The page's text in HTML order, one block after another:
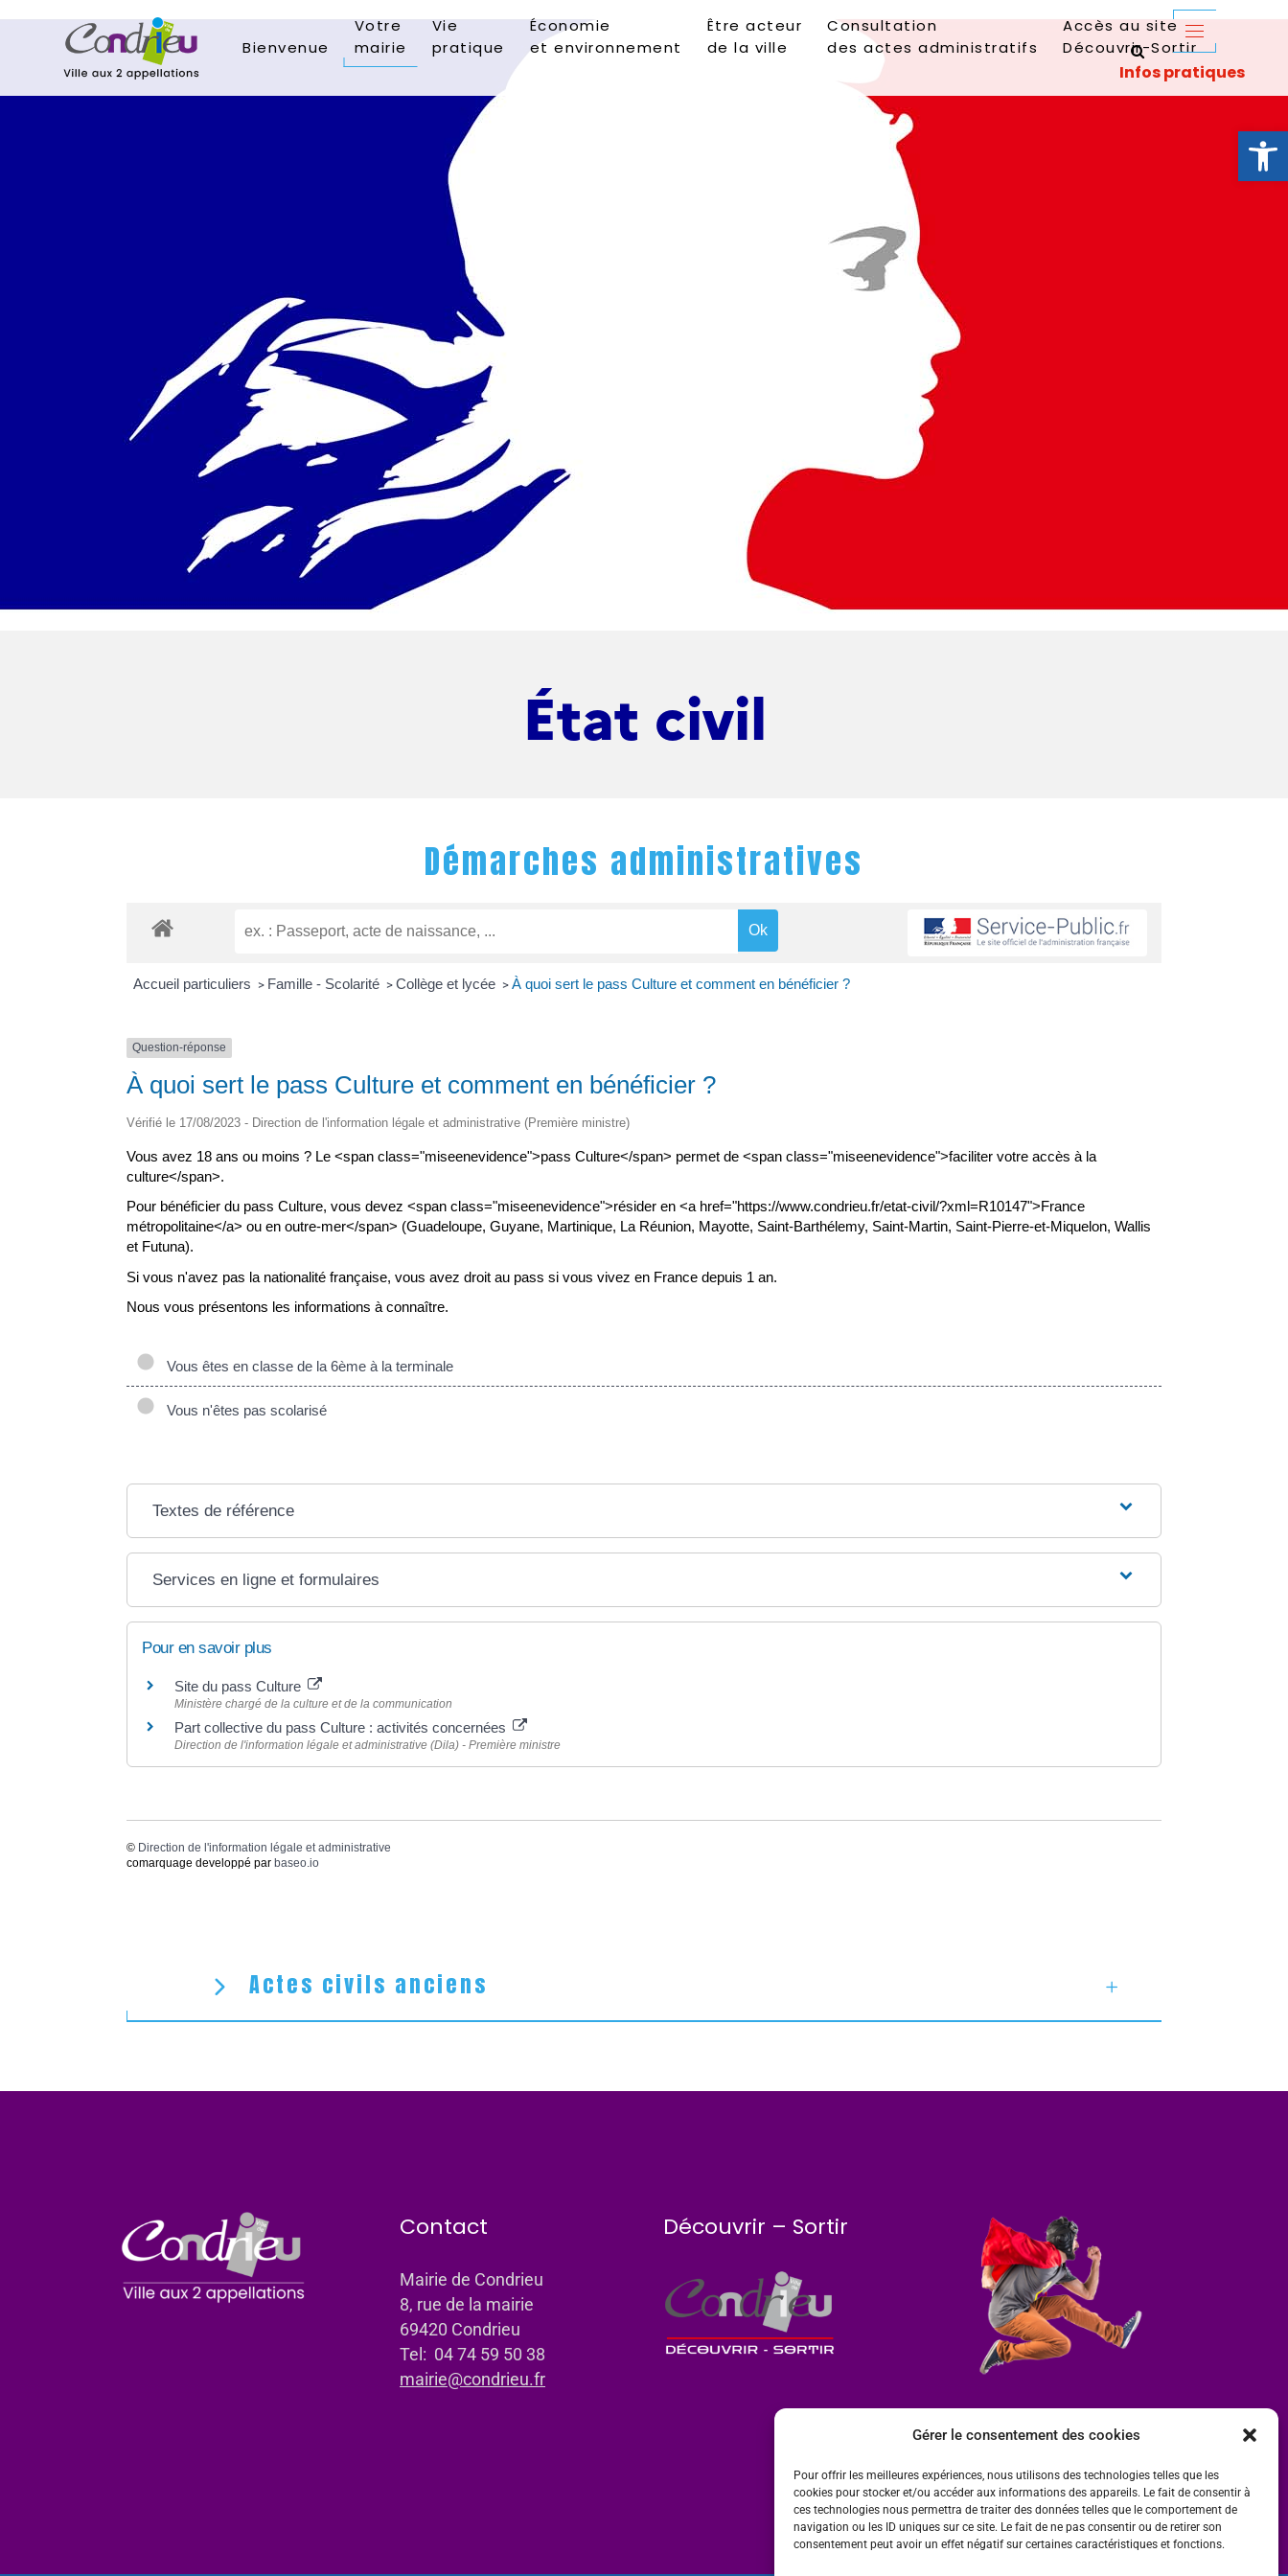
Ouvrir
Gérer le consentement des cookies
Pour offrir les meilleures expériences, nous utilisons des technologies telles que les
cookies pour stocker et/ou accéder aux informations des appareils. Le fait de consentir à
ces technologies nous permettra de traiter des données telles que le comportement de
navigation ou les ID uniques sur ce site. Le fait de ne pas consentir ou de retirer son
consentement peut avoir un effet négatif sur certaines caractéristiques et fonctions.
Bienvenue
Votre
mairie
Vie
pratique
Économie
et environnement
Être acteur
de la ville
Consultation
des actes administratifs
Accès au site
Découvrir-Sortir
État civil
Démarches administratives
Accueil particuliers > Famille - Scolarité > Collège et lycée > À quoi sert le pass Culture et comment en bénéficier ?
Question-réponse
À quoi sert le pass Culture et comment en bénéficier ?
Vérifié le 17/08/2023 - Direction de l'information légale et administrative (Première ministre)
Vous avez 18 ans ou moins ? Le <span class="miseenevidence">pass Culture</span> permet de <span class="miseenevidence">faciliter votre accès à la
culture</span>.
Pour bénéficier du pass Culture, vous devez <span class="miseenevidence">résider en <a href="https://www.condrieu.fr/etat-civil/?xml=R10147">France
métropolitaine</a> ou en outre-mer</span> (Guadeloupe, Guyane, Martinique, La Réunion, Mayotte, Saint-Barthélemy, Saint-Martin, Saint-Pierre-et-Miquelon, Wallis
et Futuna).
Si vous n'avez pas la nationalité française, vous avez droit au pass si vous vivez en France depuis 1 an.
Nous vous présentons les informations à connaître.
Vous êtes en classe de la 6ème à la terminale
Vous n'êtes pas scolarisé
Textes de référence
Services en ligne et formulaires
Pour en savoir plus
Site du pass Culture
Ministère chargé de la culture et de la communication
Part collective du pass Culture : activités concernées
Direction de l'information légale et administrative (Dila) - Première ministre
© Direction de l'information légale et administrative
comarquage developpé par baseo.io
Actes civils anciens
Contact
Mairie de Condrieu
8, rue de la mairie
69420 Condrieu
Tel: 04 74 59 50 38
mairie@condrieu.fr
Découvrir – Sortir